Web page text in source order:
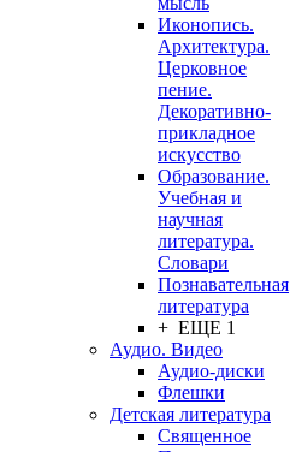
Иконопись.
Архитектура.
Церковное
пение.
Декоративно-
прикладное
искусство
Образование.
Учебная и
научная
литература.
Словари
Познавательная
литература
+ ЕЩЕ 1
Аудио. Видео
Аудио-диски
Флешки
Детская литература
Священное